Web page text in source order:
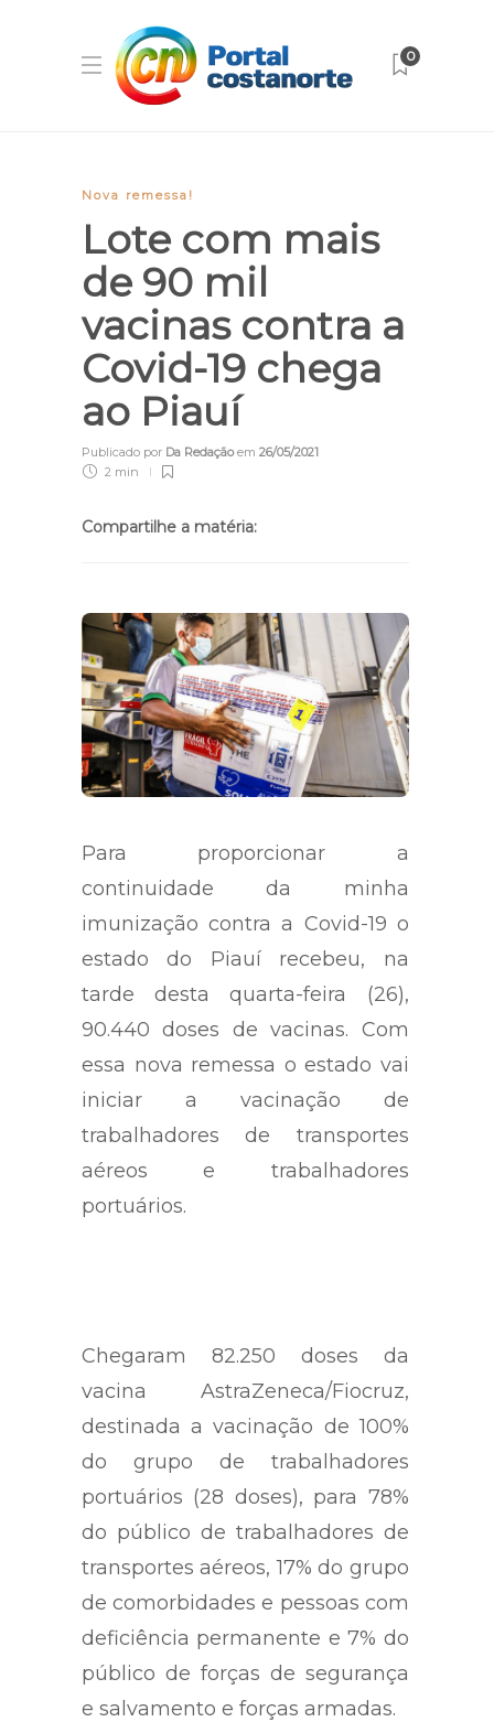
0
Nova remessa!
Lote com mais
de 90 mil
vacinas contra a
Covid-19 chega
ao Piauí
Publicado por Da Redaçãoem 26/05/2021
2 min
Compartilhe a matéria:
Para proporcionar a
continuidade da minha
imunização contra a Covid-19 o
estado do Piauí recebeu, na
tarde desta quarta-feira (26),
90.440 doses de vacinas. Com
essa nova remessa o estado vai
iniciar a vacinação de
trabalhadores de transportes
aéreos e trabalhadores
portuários.
Chegaram 82.250 doses da
vacina AstraZeneca/Fiocruz,
destinada a vacinação de 100%
do grupo de trabalhadores
portuários (28 doses), para 78%
do público de trabalhadores de
transportes aéreos, 17% do grupo
de comorbidades e pessoas com
deficiência permanente e 7% do
público de forças de segurança
e salvamento e forças armadas.